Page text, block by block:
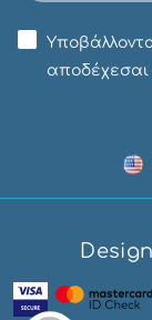
αποδέχεσαι